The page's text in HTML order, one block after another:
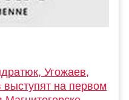
Угожаев,
выступят на первом